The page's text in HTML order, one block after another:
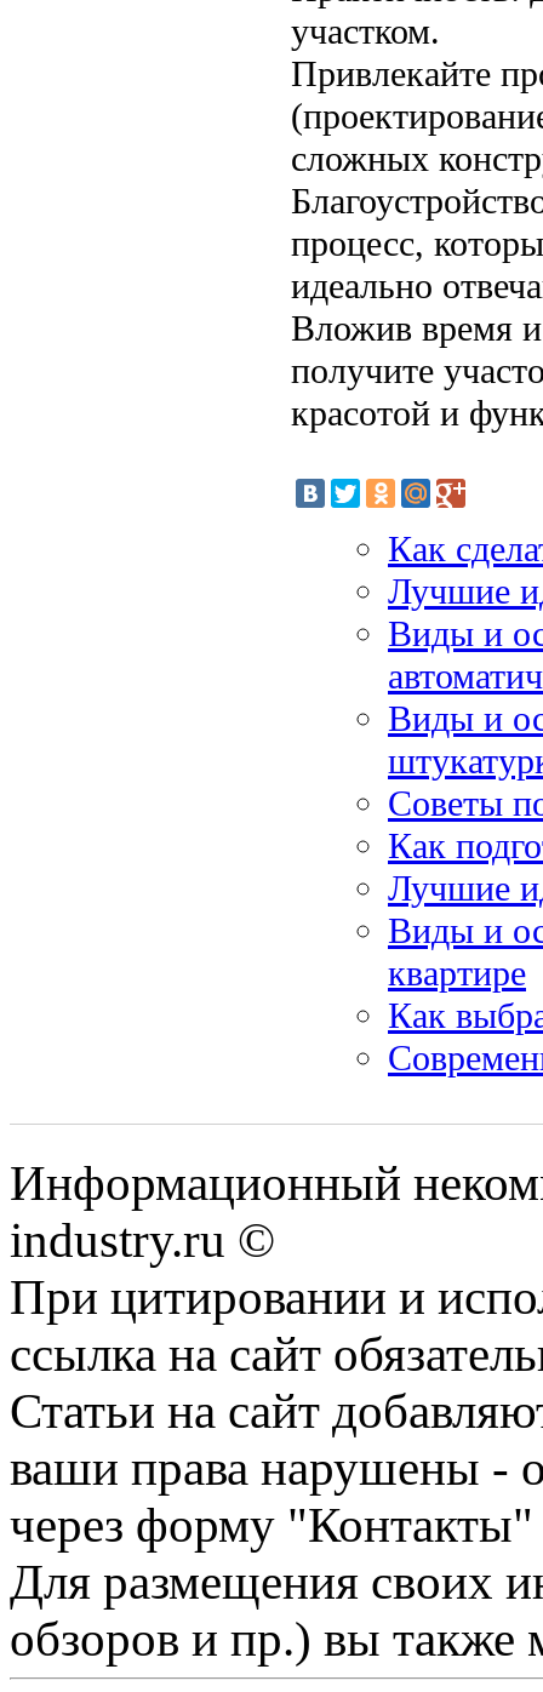
участком.
Привлекайте
сложных
процесс,
идеально
Вложив время
получите
красотой и
Как
Лучшие
Виды и
Виды и
Советы
Как
Лучшие
Виды и
квартире
Как
Информационный
industry.ru ©
При цитировании и
ссылка на сайт
Статьи на сайт
ваши права нарушены -
через форму "Контакты"
Для размещения своих
обзоров и пр.) вы также